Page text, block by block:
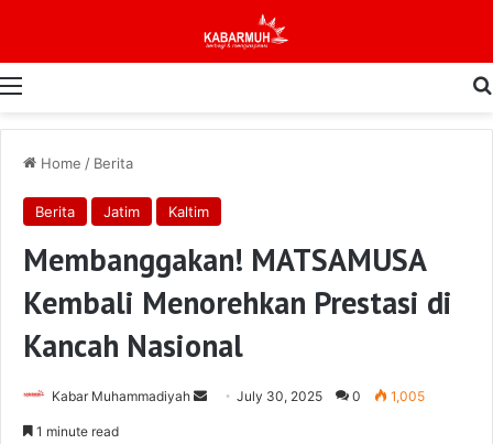
Menu
Home / Berita
Berita Jatim Kaltim
Membanggakan! MATSAMUSA
Kembali Menorehkan Prestasi di
Kancah Nasional
Kabar Muhammadiyah
Send July 30, 2025 0 1,005
1 minute read